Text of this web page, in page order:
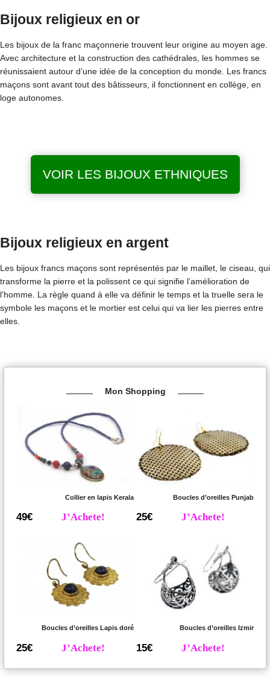
Bijoux religieux en or
Les bijoux de la franc maçonnerie trouvent leur origine au moyen age.
Avec architecture et la construction des cathédrales, les hommes se
réunissaient autour d’une idée de la conception du monde. Les francs
maçons sont avant tout des bâtisseurs, il fonctionnent en collège, en
loge autonomes.
VOIR LES BIJOUX ETHNIQUES
Bijoux religieux en argent
Les bijoux francs maçons sont représentés par le maillet, le ciseau, qui
transforme la pierre et la polissent ce qui signifie l’amélioration de
l’homme. La règle quand à elle va définir le temps et la truelle sera le
symbole les maçons et le mortier est celui qui va lier les pierres entre
elles.
Mon Shopping
Collier en lapis Kerala
49€ J’Achete!
Boucles d’oreilles Punjab
25€ J’Achete!
Boucles d’oreilles Lapis doré
25€ J’Achete!
Boucles d’oreilles Izmir
15€ J’Achete!